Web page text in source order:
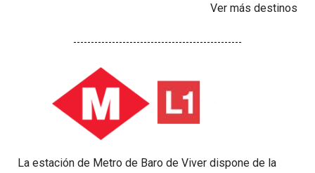
Ver más destinos
La estación de Metro de Baro de Viver dispone de la